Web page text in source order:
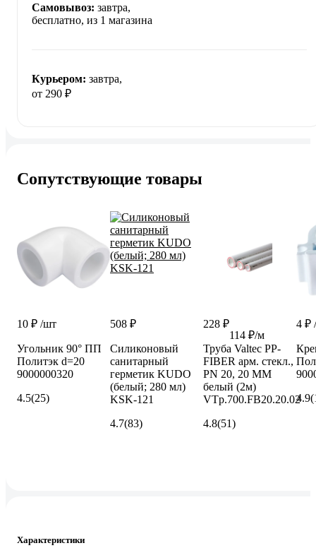
Самовывоз: завтра,
бесплатно, из 1 магазина
Курьером: завтра,
от 290 ₽
Сопутствующие товары
10 ₽ /шт
Угольник 90° ПП
Политэк d=20
9000000320
4.5(25)
508 ₽
Силиконовый
санитарный
герметик KUDO
(белый; 280 мл)
KSK-121
4.7(83)
228 ₽
114 ₽/м
Труба Valtec PP-
FIBER арм. стекл.,
PN 20, 20 MM
белый (2м)
VTp.700.FB20.20.02
4.8(51)
4 ₽
4.9
Характеристики